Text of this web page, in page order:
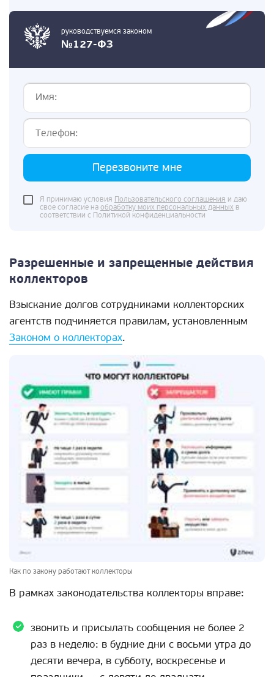
руководствуемся законом
№127-ФЗ
Перезвоните мне
Я принимаю условия Пользовательского соглашения и даю
свое согласие на обработку моих персональных данных в
соответствии с Политикой конфиденциальности
Разрешенные и запрещенные действия
коллекторов
Взыскание долгов сотрудниками коллекторских
агентств подчиняется правилам, установленным
Законом о коллекторах.
Как по закону работают коллекторы
В рамках законодательства коллекторы вправе:
звонить и присылать сообщения не более 2
раз в неделю: в будние дни с восьми утра до
десяти вечера, в субботу, воскресенье и